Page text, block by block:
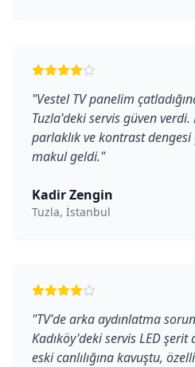
"Vestel TV panelim
Tuzla'deki servis güven verdi.
parlaklık ve kontrast
makul geldi."
Kadir Zengin
Tuzla, İstanbul
"TV'de arka aydınlatma
Kadıköy'deki servis LED
eski canlılığına kavuştu,